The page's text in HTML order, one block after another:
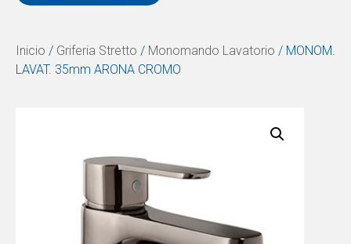
Inicio / Griferia Stretto / Monomando Lavatorio / MONOM.
LAVAT. 35mm ARONA CROMO